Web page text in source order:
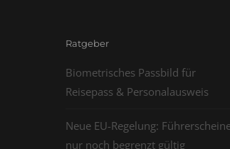
Ratgeber
Biometrisches Passbild für
Reisepass & Personalausweis
Neue EU-Regelung:
nur noch begrenzt gültig